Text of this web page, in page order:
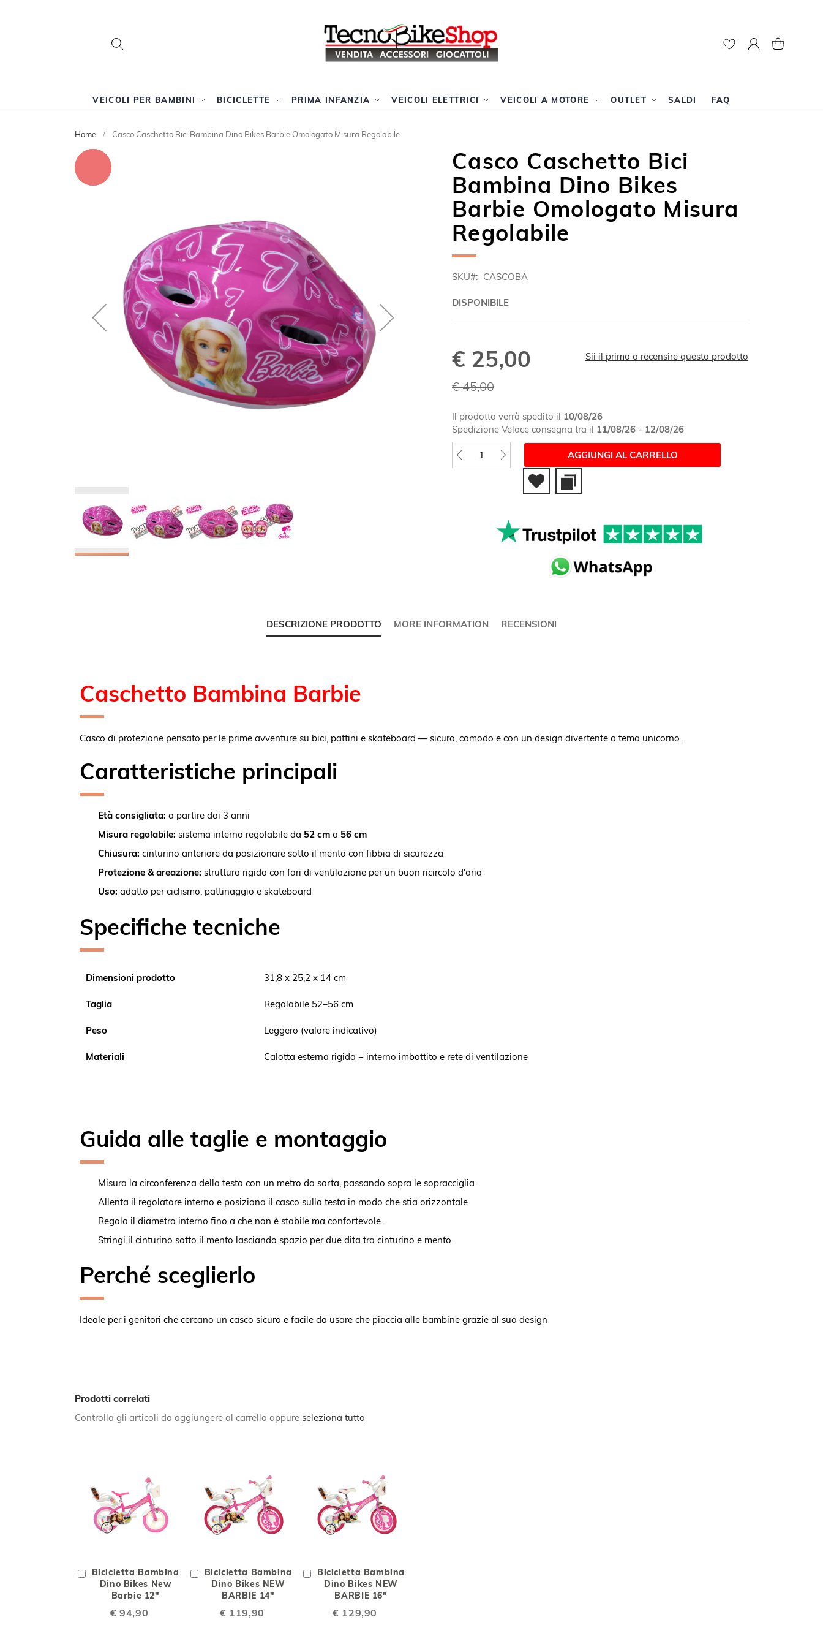
Il mio account
Carrello
Search
Search
VEICOLI PER BAMBINI BICICLETTE PRIMA INFANZIA VEICOLI ELETTRICI VEICOLI A MOTORE OUTLET SALDI FAQ
Home Casco Caschetto Bici Bambina Dino Bikes Barbie Omologato Misura Regolabile
Casco Caschetto Bici
Bambina Dino Bikes
Barbie Omologato Misura
Regolabile
SKU CASCOBA
DISPONIBILE
Special
€ 25,00
€ 45,00
Sii il primo a recensire questo prodotto
Il prodotto verrà spedito il 10/08/26
Spedizione Veloce consegna tra il 11/08/26 - 12/08/26
AGGIUNGI AL CARRELLO
Vai
alla
fine
DESCRIZIONE PRODOTTO MORE INFORMATION RECENSIONI
Caschetto Bambina Barbie
Casco di protezione pensato per le prime avventure su bici, pattini e skateboard — sicuro, comodo e con un design divertente a tema unicorno.
Caratteristiche principali
Età consigliata: a partire dai 3 anni
Misura regolabile: sistema interno regolabile da 52 cm a 56 cm
Chiusura: cinturino anteriore da posizionare sotto il mento con fibbia di sicurezza
Protezione & areazione: struttura rigida con fori di ventilazione per un buon ricircolo d'aria
Uso: adatto per ciclismo, pattinaggio e skateboard
Specifiche tecniche
Dimensioni prodotto 31,8 x 25,2 x 14 cm
Taglia Regolabile 52–56 cm
Peso Leggero (valore indicativo)
Materiali Calotta esterna rigida + interno imbottito e rete di ventilazione
Guida alle taglie e montaggio
Misura la circonferenza della testa con un metro da sarta, passando sopra le sopracciglia.
Allenta il regolatore interno e posiziona il casco sulla testa in modo che stia orizzontale.
Regola il diametro interno fino a che non è stabile ma confortevole.
Stringi il cinturino sotto il mento lasciando spazio per due dita tra cinturino e mento.
Perché sceglierlo
Ideale per i genitori che cercano un casco sicuro e facile da usare che piaccia alle bambine grazie al suo design
Prodotti correlati
Controlla gli articoli da aggiungere al carrello oppure seleziona tutto
Bicicletta Bambina
Dino Bikes New
Barbie 12"
€ 94,90
Aggiungi
Carrello
LISTACONFRONTO
Bicicletta Bambina
Dino Bikes NEW
BARBIE 14"
€ 119,90
Aggiungi
Carrello
LISTA CONFRONTO
Bicicletta Bambina
Dino Bikes NEW
BARBIE 16"
€ 129,90
Aggiungi
Carrello
LISTA CONFRONTO